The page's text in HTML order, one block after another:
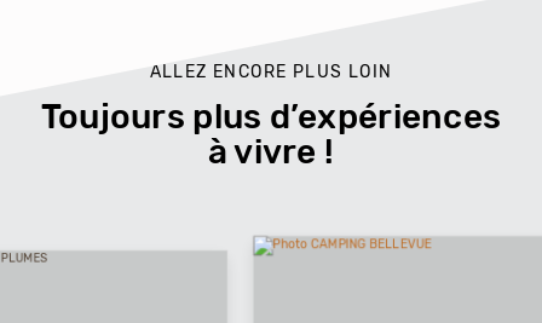
ALLEZ ENCORE PLUS LOIN
Toujours plus d’expériences
à vivre !